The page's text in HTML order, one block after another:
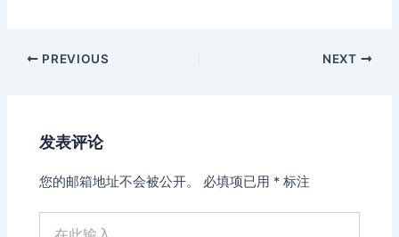
Post
PREVIOUS NEXT
发表评论
您的邮箱地址不会被公开。 必填项已用 * 标注